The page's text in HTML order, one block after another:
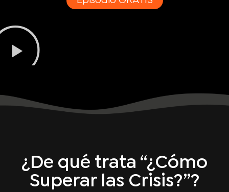
¿De qué trata “¿Cómo
Superar las Crisis?”?